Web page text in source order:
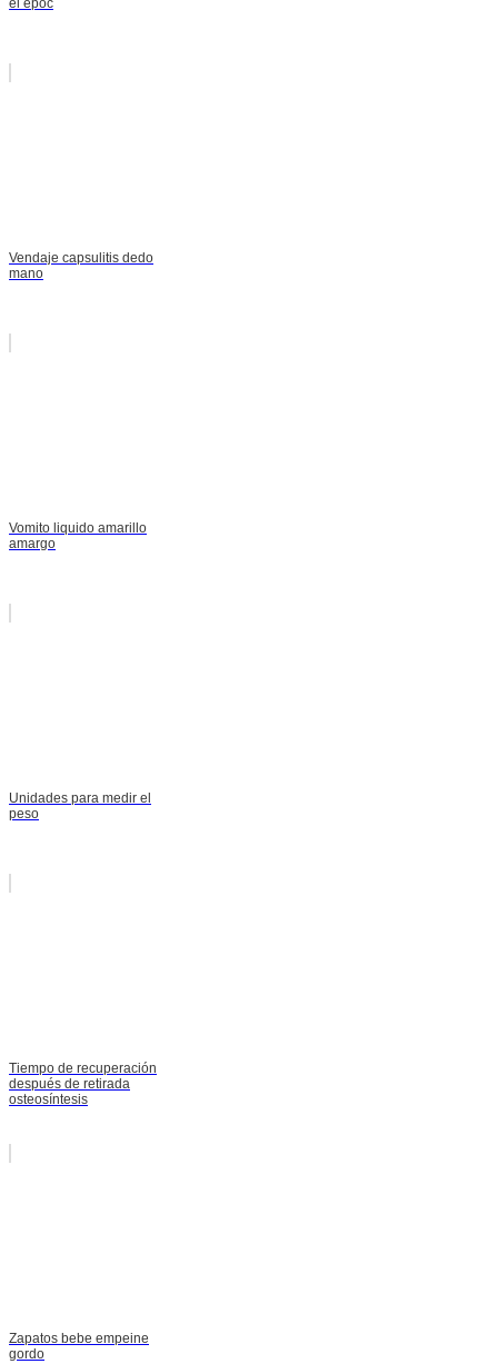
el epoc
Vendaje capsulitis dedo
mano
Vomito liquido amarillo
amargo
Unidades para medir el
peso
Tiempo de recuperación
después de retirada
osteosíntesis
Zapatos bebe empeine
gordo